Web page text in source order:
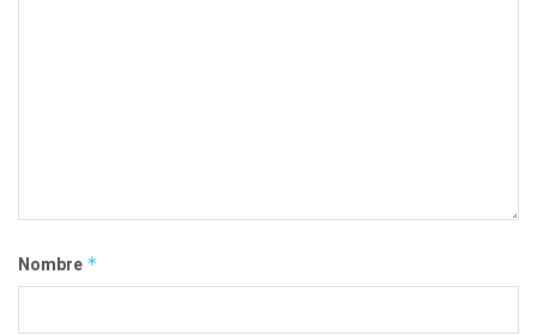
Nombre *